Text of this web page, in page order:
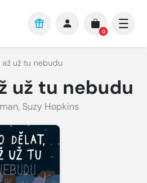
0
už tu nebudu
už tu nebudu
, Suzy Hopkins